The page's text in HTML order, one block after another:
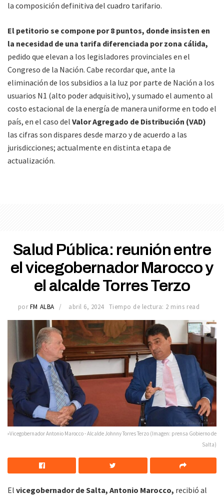
la composición definitiva del cuadro tarifario.
El petitorio se compone por 8 puntos, donde insisten en
la necesidad de una tarifa diferenciada por zona cálida,
pedido que elevan a los legisladores provinciales en el
Congreso de la Nación. Cabe recordar que, ante la
eliminación de los subsidios a la luz por parte de Nación a los
usuarios N1 (alto poder adquisitivo), y sumado el aumento al
costo estacional de la energía de manera uniforme en todo el
país, en el caso del Valor Agregado de Distribución (VAD)
las cifras son dispares desde marzo y de acuerdo a las
jurisdicciones; actualmente en distinta etapa de
actualización.
Salud Pública: reunión entre
el vicegobernador Marocco y
el alcalde Torres Terzo
por FM ALBA abril 6, 2024 Tiempo de lectura: 2 mins read
»Vicegobernador Antonio Marocco - Alcalde Johnny Torres Terzo (Imagen: prensa Gobierno de
Salta)
El vicegobernador de Salta, Antonio Marocco, recibió al